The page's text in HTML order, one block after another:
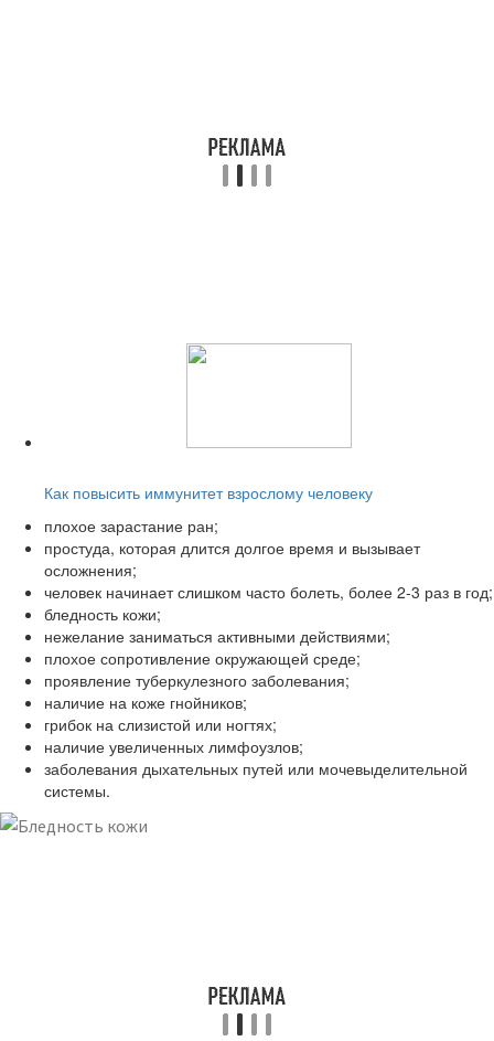
Как повысить иммунитет взрослому человеку
плохое зарастание ран;
простуда, которая длится долгое время и вызывает
осложнения;
человек начинает слишком часто болеть, более 2-3 раз в год;
бледность кожи;
нежелание заниматься активными действиями;
плохое сопротивление окружающей среде;
проявление туберкулезного заболевания;
наличие на коже гнойников;
грибок на слизистой или ногтях;
наличие увеличенных лимфоузлов;
заболевания дыхательных путей или мочевыделительной
системы.